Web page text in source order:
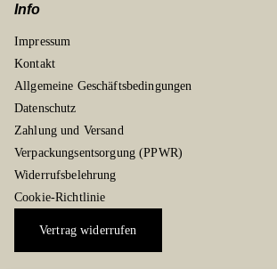
Info
Impressum
Kontakt
Allgemeine Geschäftsbedingungen
Datenschutz
Zahlung und Versand
Verpackungsentsorgung (PPWR)
Widerrufsbelehrung
Cookie-Richtlinie
Vertrag widerrufen